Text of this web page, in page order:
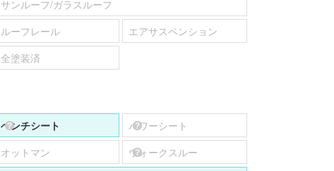
サンルーフ/ガラスルーフ
ルーフレール
エアサスペンション
全塗装済
ベンチシート
パワーシート
オットマン
ウォークスルー